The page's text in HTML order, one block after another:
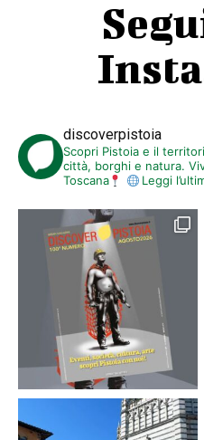
discoverpistoia
Scopri Pistoia e il
città, borghi e natura.
Toscana
Leggi